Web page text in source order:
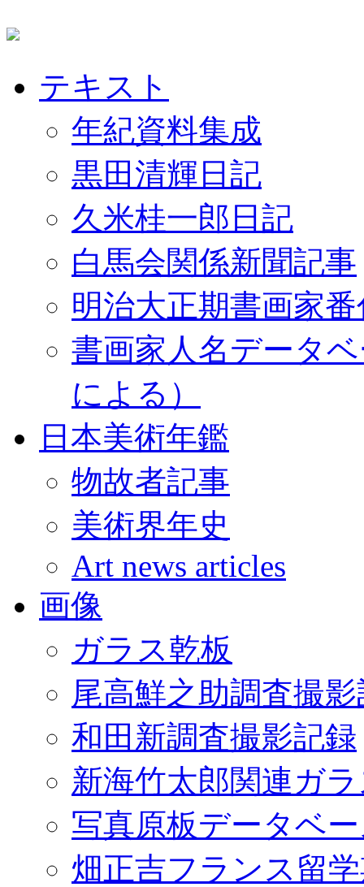
テキスト
年紀資料集成
黒田清輝日記
久米桂一郎日記
白馬会関係新聞記事
明治大正期書画家
書画家人名データ
による）
日本美術年鑑
物故者記事
美術界年史
Art news articles
画像
ガラス乾板
尾高鮮之助調査撮
和田新調査撮影記録
新海竹太郎関連ガ
写真原板データベ
畑正吉フランス留